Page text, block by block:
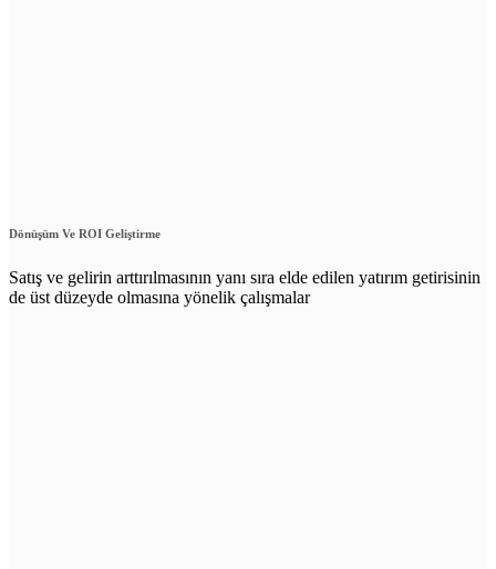
Dönüşüm Ve ROI Geliştirme
Satış ve gelirin arttırılmasının yanı sıra elde edilen yatırım getirisinin
de üst düzeyde olmasına yönelik çalışmalar